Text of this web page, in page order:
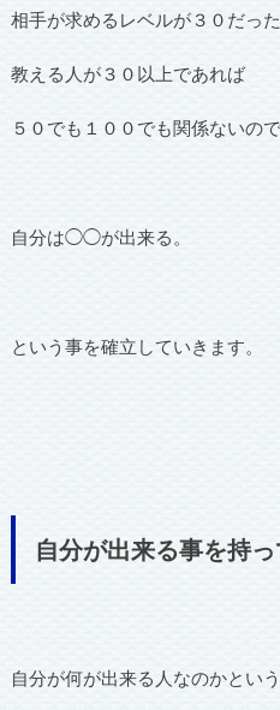
相手が求めるレベルが３０だっ
教える人が３０以上であれば
５０でも１００でも関係ないので
自分は◯◯が出来る。
という事を確立していきます。
自分が出来る事を持
自分が何が出来る人なのかとい